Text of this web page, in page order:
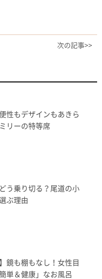
次の記事>>
性もデザインもあきら
リーの特等席
う乗り切る？尾道の小
ぶ理由
鏡も棚もなし！女性目
単＆健康」なお風呂